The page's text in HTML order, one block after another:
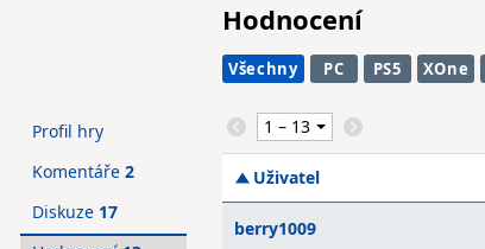
Hodnocení
Všechny PC PS5 XOne
Uživatel
berry1009
Profil hry
Komentáře 2
Diskuze 17